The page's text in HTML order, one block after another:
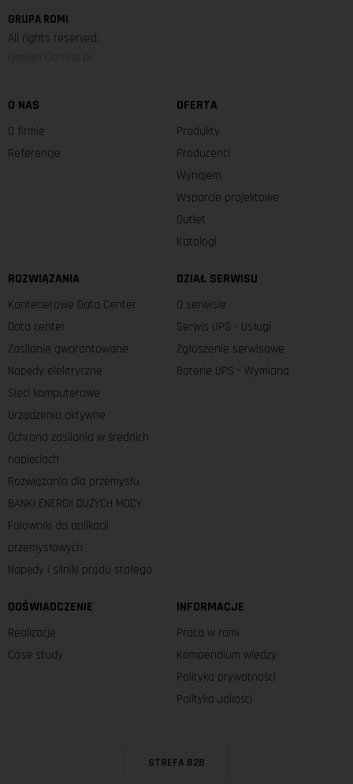
GRUPA ROMI
All rights reserved.
O NAS
O firmie
Referencje
OFERTA
Produkty
Producenci
Wynajem
Wsparcie projektowe
Outlet
Katalogi
ROZWIĄZANIA
Kontenerowe Data Center
Data center
Zasilanie gwarantowane
Napędy elektryczne
Sieci komputerowe
Urządzenia aktywne
Ochrona zasilania w średnich
napięciach
Rozwiązania dla przemysłu
BANKI ENERGII DUŻYCH MOCY
Falowniki do aplikacji
przemysłowych
Napędy i silniki prądu stałego
DZIAŁ SERWISU
O serwisie
Serwis UPS - Usługi
Zgłoszenie serwisowe
Baterie UPS - Wymiana
DOŚWIADCZENIE
Realizacje
Case study
INFORMACJE
Praca w romi
Kompendium wiedzy
Polityka prywatności
Polityka Jakości
STREFA B2B